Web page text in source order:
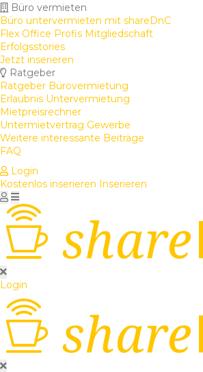
Büro vermieten
Büro untervermieten mit shareDnC
Flex Office Profis Mitgliedschaft
Erfolgsstories
Jetzt inserieren
Ratgeber
Ratgeber Bürovermietung
Erlaubnis Untervermietung
Mietpreisrechner
Untermietvertrag Gewerbe
Weitere interessante Beiträge
FAQ
Login
Kostenlos inserieren Inserieren
Login